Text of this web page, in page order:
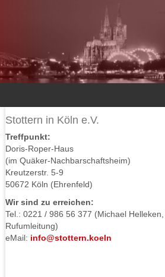
Stottern in Köln e.V.
Treffpunkt:
Doris-Roper-Haus
(im Quäker-Nachbarschaftsheim)
Kreutzerstr. 5-9
50672 Köln (Ehrenfeld)
Wir sind zu erreichen:
Tel.: 0221 / 986 56 377 (Michael Helleken,
Rufumleitung)
eMail: info@stottern.koeln